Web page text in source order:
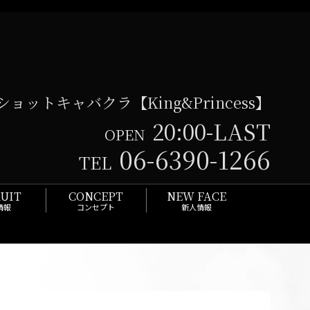
ョットキャバクラ【King&Princess】
OPEN 20:00-LAST
TEL 06-6390-1266
報
CONCEPT
コンセプト
NEW FACE
新人情報